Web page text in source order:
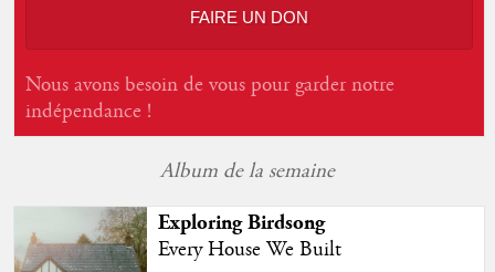
FAIRE UN DON
Nous avons besoin de vous pour garder notre
indépendance !
Album de la semaine
Exploring Birdsong
Every House We Built